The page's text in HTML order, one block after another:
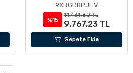
9XBGDRPJHV
%15
11.434,80 TL
9.767,23 TL
Sepete Ekle